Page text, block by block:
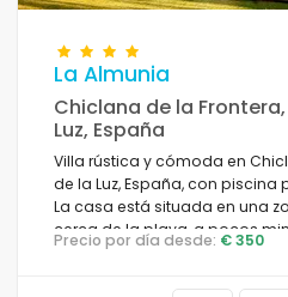
La Almunia
Chiclana de la
Luz, España
Villa rústica y cómoda en
de la Luz, España, con piscina
La casa está situada en una
cerca de la playa, a pocos
de la playa de La Barrosa.
Precio por día desde: € 350